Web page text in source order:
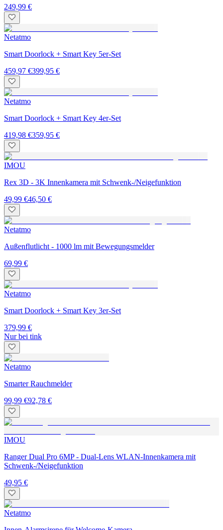
249,99 €
Netatmo
Smart Doorlock + Smart Key 5er-Set
459,97 €399,95 €
Netatmo
Smart Doorlock + Smart Key 4er-Set
419,98 €359,95 €
IMOU
Rex 3D - 3K Innenkamera mit Schwenk-/Neigefunktion
49,99 €46,50 €
Netatmo
Außenflutlicht - 1000 lm mit Bewegungsmelder
69,99 €
Netatmo
Smart Doorlock + Smart Key 3er-Set
379,99 €
Nur bei tink
Netatmo
Smarter Rauchmelder
99,99 €92,78 €
IMOU
Ranger Dual Pro 6MP - Dual-Lens WLAN-Innenkamera mit
Schwenk-/Neigefunktion
49,95 €
Netatmo